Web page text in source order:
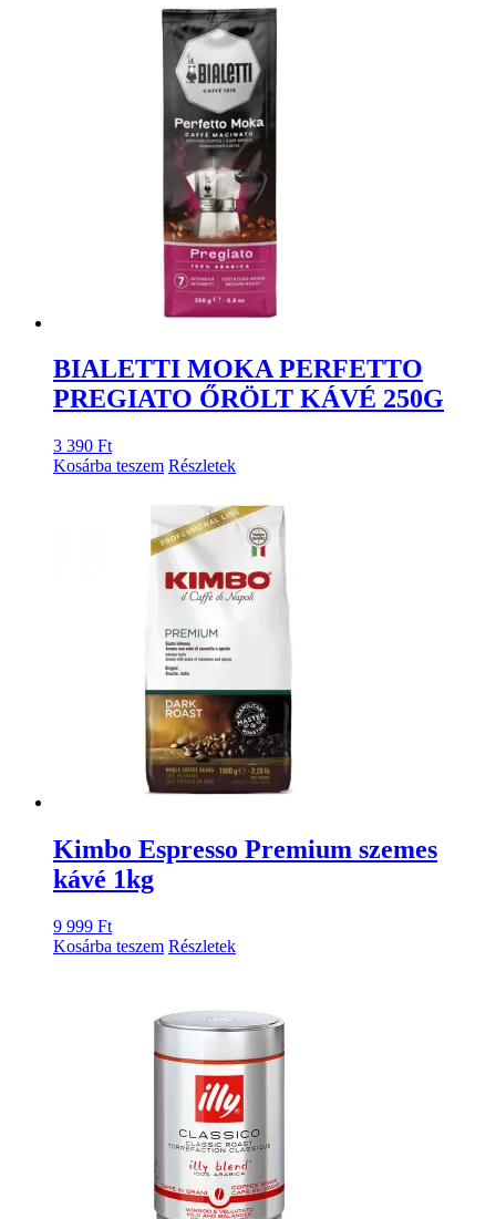
BIALETTI MOKA PERFETTO
PREGIATO ŐRÖLT KÁVÉ 250G
3 390 Ft
Kosárba teszem Részletek
Kimbo Espresso Premium szemes
kávé 1kg
9 999 Ft
Kosárba teszem Részletek